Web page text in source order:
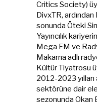
Critics Society)
DivxTR,
sonunda Öteki
Yayıncılık
Mega FM ve
Makarna adlı
Kültür Tiyatrosu
2012-2023
sektörüne dair
sezonunda Okan